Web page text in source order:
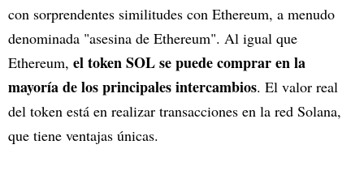
con sorprendentes similitudes con Ethereum, a menudo
denominada "asesina de Ethereum". Al igual que
Ethereum, el token SOL se puede comprar en la
mayoría de los principales intercambios. El valor real
del token está en realizar transacciones en la red Solana,
que tiene ventajas únicas.